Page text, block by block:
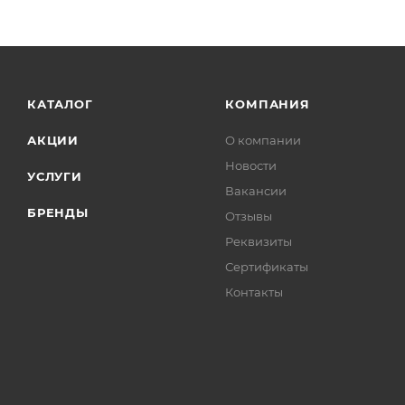
КАТАЛОГ
АКЦИИ
УСЛУГИ
БРЕНДЫ
КОМПАНИЯ
О компании
Новости
Вакансии
Отзывы
Реквизиты
Сертификаты
Контакты